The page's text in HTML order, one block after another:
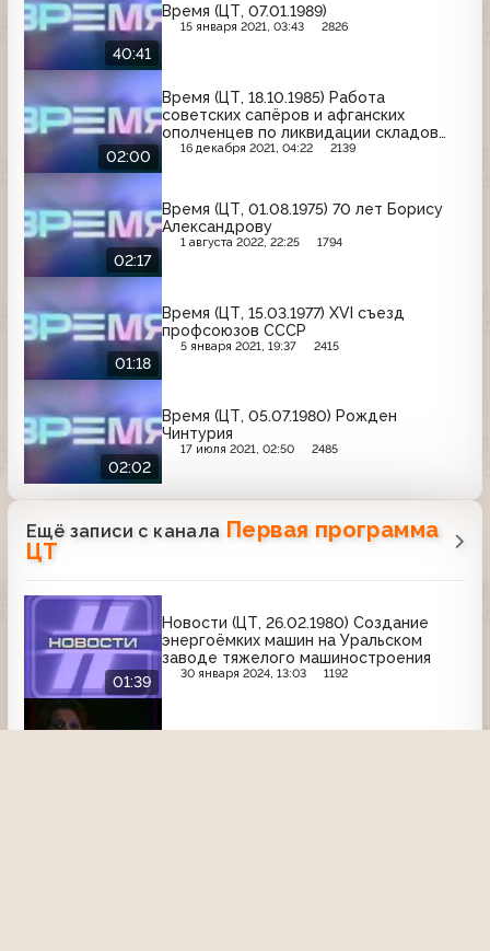
40:41
Время (ЦТ, 07.01.1989)
15 января 2021, 03:43 2826
02:00
Время (ЦТ, 18.10.1985) Работа
советских сапёров и афганских
ополченцев по ликвидации складов
боеприпасов
16 декабря 2021, 04:22 2139
02:17
Время (ЦТ, 01.08.1975) 70 лет Борису
Александрову
1 августа 2022, 22:25 1794
01:18
Время (ЦТ, 15.03.1977) XVI съезд
профсоюзов СССР
5 января 2021, 19:37 2415
02:02
Время (ЦТ, 05.07.1980) Рожден
Чинтурия
17 июля 2021, 02:50 2485
Ещё записи с канала Первая программа
ЦТ
01:39
Новости (ЦТ, 26.02.1980) Создание
энергоёмких машин на Уральском
заводе тяжелого машиностроения
30 января 2024, 13:03 1192